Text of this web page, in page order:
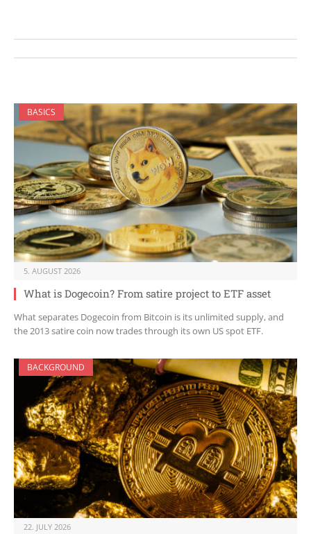
BASICS
5. AUGUST 2026
What is Dogecoin? From satire project to ETF asset
What separates Dogecoin from Bitcoin is its unlimited supply, and
the 2013 satire coin now trades through its own US spot ETF.
BACKGROUND
22. JULY 2026